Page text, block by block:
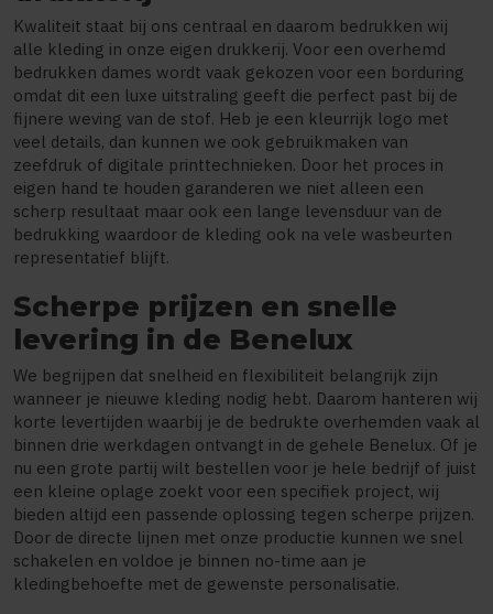
Kwaliteit staat bij ons centraal en daarom bedrukken wij
alle kleding in onze eigen drukkerij. Voor een overhemd
bedrukken dames wordt vaak gekozen voor een borduring
omdat dit een luxe uitstraling geeft die perfect past bij de
fijnere weving van de stof. Heb je een kleurrijk logo met
veel details, dan kunnen we ook gebruikmaken van
zeefdruk of digitale printtechnieken. Door het proces in
eigen hand te houden garanderen we niet alleen een
scherp resultaat maar ook een lange levensduur van de
bedrukking waardoor de kleding ook na vele wasbeurten
representatief blijft.
Scherpe prijzen en snelle
levering in de Benelux
We begrijpen dat snelheid en flexibiliteit belangrijk zijn
wanneer je nieuwe kleding nodig hebt. Daarom hanteren wij
korte levertijden waarbij je de bedrukte overhemden vaak al
binnen drie werkdagen ontvangt in de gehele Benelux. Of je
nu een grote partij wilt bestellen voor je hele bedrijf of juist
een kleine oplage zoekt voor een specifiek project, wij
bieden altijd een passende oplossing tegen scherpe prijzen.
Door de directe lijnen met onze productie kunnen we snel
schakelen en voldoe je binnen no-time aan je
kledingbehoefte met de gewenste personalisatie.